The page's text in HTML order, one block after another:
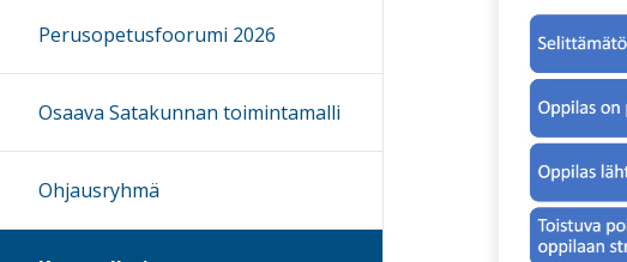
Perusopetusfoorumi 2026
Osaava Satakunnan toimintamalli
Ohjausryhmä